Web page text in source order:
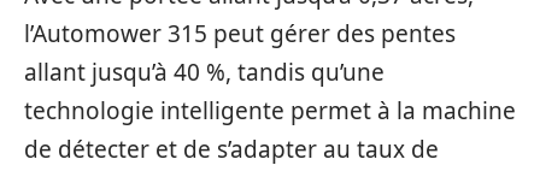
l’Automower 315 peut gérer des pentes
allant jusqu’à 40 %, tandis qu’une
technologie intelligente permet à la machine
de détecter et de s’adapter au taux de